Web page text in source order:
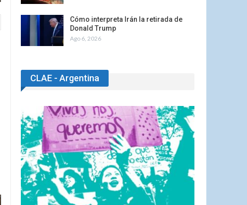
Cómo interpreta Irán la retirada de
Donald Trump
Ago 6, 2026
CLAE - Argentina